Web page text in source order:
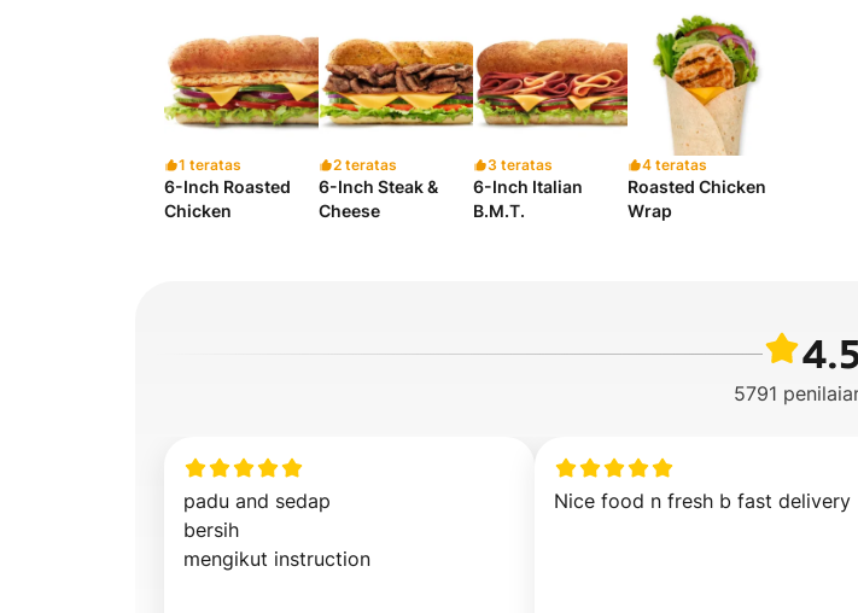
1 teratas
6-Inch Roasted
Chicken
2 teratas
6-Inch Steak &
Cheese
3 teratas
6-Inch Italian
B.M.T.
4 teratas
Roasted Chicken
Wrap
4.5
5791
padu and sedap
bersih
mengikut instruction
Nice food n fresh b fast delivery